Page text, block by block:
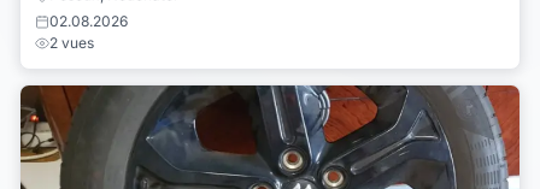
02.08.2026
2 vues